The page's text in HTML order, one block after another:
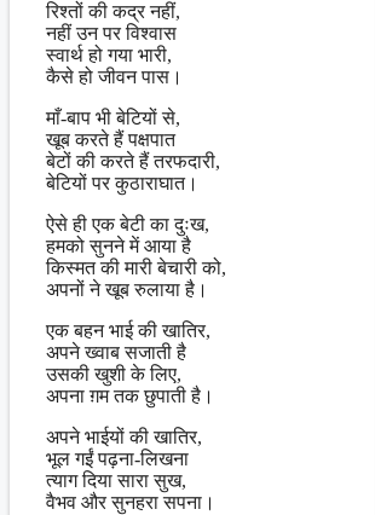
रिश्तों की कद्र नहीं,
नहीं उन पर विश्वास
स्वार्थ हो गया भारी,
कैसे हो जीवन पास।
माँ-बाप भी बेटियों से,
खूब करते हैं पक्षपात
बेटों की करते हैं तरफदारी,
बेटियों पर कुठाराघात।
ऐसे ही एक बेटी का दुःख,
हमको सुनने में आया है
किस्मत की मारी बेचारी को,
अपनों ने खूब रुलाया है।
एक बहन भाई की खातिर,
अपने ख्वाब सजाती है
उसकी खुशी के लिए,
अपना ग़म तक छुपाती है।
अपने भाईयों की खातिर,
भूल गईं पढ़ना-लिखना
त्याग दिया सारा सुख,
वैभव और सुनहरा सपना।